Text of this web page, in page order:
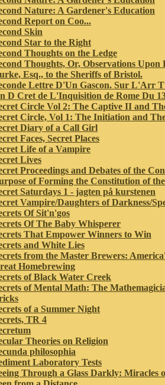
Nature: A Gardener's Education
Report on Coo...
Skin
Star to the Right
Thoughts on the Ledge
Thoughts, Or, Observations
Esq., to the Sheriffs of Bristol.
Lettre D'Un Gascon. Sur L'Arr
D Cret de L'Inquisition de Rome Du
Circle Vol 2: The Captive II and
Circle, Vol 1: The Initiation and
Diary of a Call Girl
Faces, Secret Places
Life of a Vampire
Lives
Proceedings and Debates of the
of Forming the Constitution of
Saturdays 1 - jagten på kurstenen
Vampire/Daughters of Darkness/
Of Sit'n'gos
Of The Baby Whisperer
That Empower Winners to Win
and White Lies
from the Master Brewers:
Homebrewing
of Black Water Creek
of Mental Math: The
of a Summer Night
TR 4
Theories on Religion
philosophia
Laboratory Tests
Through a Glass Darkly: Miracles